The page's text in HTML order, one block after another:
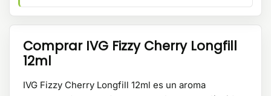
Comprar IVG Fizzy Cherry Longfill
12ml
IVG Fizzy Cherry Longfill 12ml es un aroma